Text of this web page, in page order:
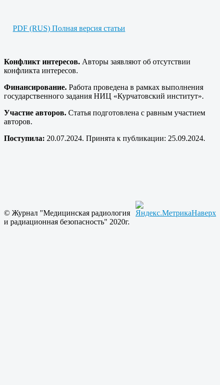
PDF (RUS) Полная версия статьи
Конфликт интересов. Авторы заявляют об отсутствии
конфликта интересов.
Финансирование. Работа проведена в рамках выполнения
государственного задания НИЦ «Курчатовский институт».
Участие авторов. Cтатья подготовлена с равным участием
авторов.
Поступила: 20.07.2024. Принята к публикации: 25.09.2024.
© Журнал "Медицинская радиология
и радиационная безопасность" 2020г.
Наверх